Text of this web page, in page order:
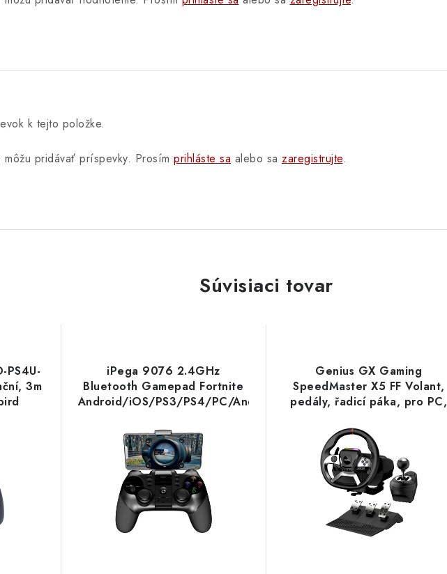
k tejto položke.
pridávať príspevky. Prosím prihláste sa alebo sa zaregistrujte.
Súvisiaci tovar
PS4U-
3m
iPega 9076 2.4GHz
Bluetooth Gamepad Fortnite
Android/iOS/PS3/PS4/PC/Android
NoName
Genius GX Gaming
SpeedMaster X5 FF Volant,
pedály, řadicí páka, pro PC,
černo-stříbrný 31620004400